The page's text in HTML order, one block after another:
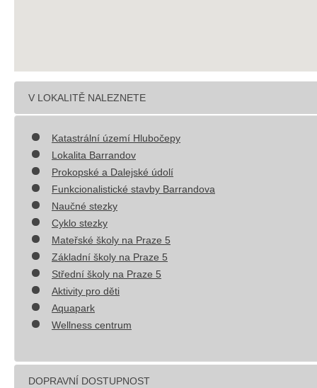
V LOKALITĚ NALEZNETE
Katastrální území Hlubočepy
Lokalita Barrandov
Prokopské a Dalejské údolí
Funkcionalistické stavby Barrandova
Naučné stezky
Cyklo stezky
Mateřské školy na Praze 5
Základní školy na Praze 5
Střední školy na Praze 5
Aktivity pro děti
Aquapark
Wellness centrum
DOPRAVNÍ DOSTUPNOST